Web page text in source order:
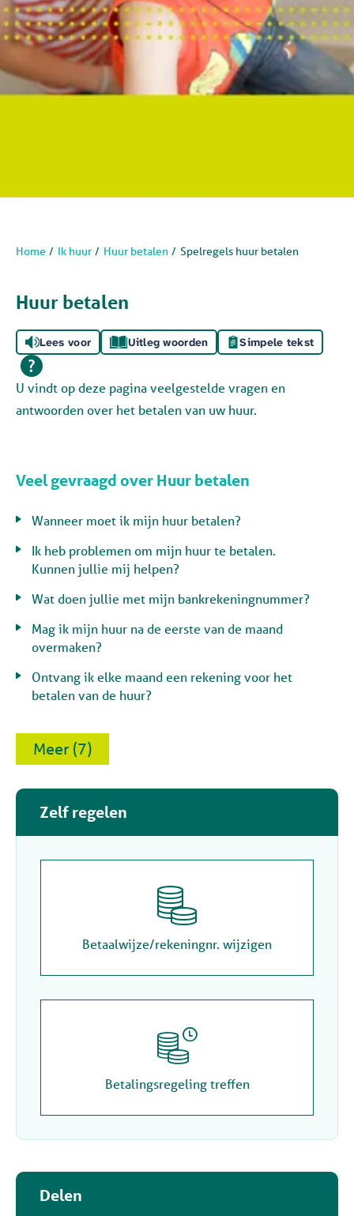
Home Ik huur Huur betalen Spelregels huur betalen
Huur betalen
Lees voor Uitleg woorden Simpele tekst
U vindt op deze pagina veelgestelde vragen en
antwoorden over het betalen van uw huur.
Veel gevraagd over Huur betalen
Wanneer moet ik mijn huur betalen?
Ik heb problemen om mijn huur te betalen.
Kunnen jullie mij helpen?
Wat doen jullie met mijn bankrekeningnummer?
Mag ik mijn huur na de eerste van de maand
overmaken?
Ontvang ik elke maand een rekening voor het
betalen van de huur?
Meer (7)
Zelf regelen

Betaalwijze/rekeningnr. wijzigen

Betalingsregeling treffen
Delen